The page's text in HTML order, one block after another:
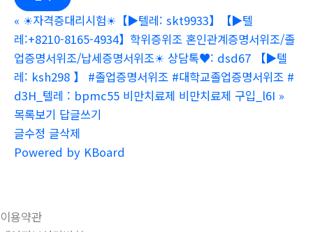
« ☀자격증대리시험☀【▶텔레: skt9933】【▶텔
레:+8210-8165-4934】학위증위조 혼인관계증명서위조/졸
업증명서위조/납세증명서위조☀ 상담톡♥: dsd67 【▶텔
레: ksh298 】 #졸업증명서위조 #대학교졸업증명서위조 #
d3H_텔레 : bpmc55 비만치료제 비만치료제 구입_l6I »
목록보기 답글쓰기
글수정 글삭제
Powered by KBoard
이용약관